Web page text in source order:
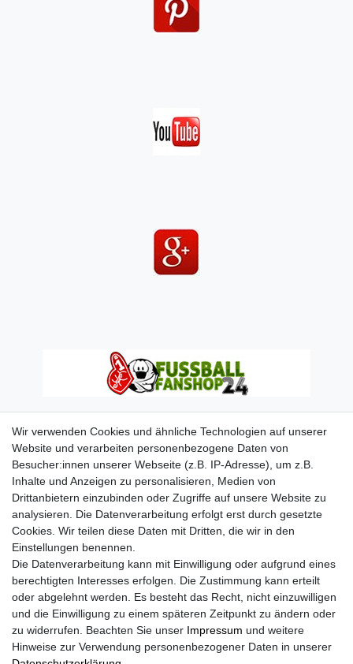
Wir verwenden Cookies und ähnliche Technologien auf unserer
Website und verarbeiten personenbezogene Daten von
Besucher:innen unserer Webseite (z.B. IP-Adresse), um z.B.
Inhalte und Anzeigen zu personalisieren, Medien von
Drittanbietern einzubinden oder Zugriffe auf unsere Website zu
analysieren. Die Datenverarbeitung erfolgt erst durch gesetzte
Cookies. Wir teilen diese Daten mit Dritten, die wir in den
Einstellungen benennen.
Die Datenverarbeitung kann mit Einwilligung oder aufgrund eines
berechtigten Interesses erfolgen. Die Zustimmung kann erteilt
oder abgelehnt werden. Es besteht das Recht, nicht einzuwilligen
und die Einwilligung zu einem späteren Zeitpunkt zu ändern oder
zu widerrufen. Beachten Sie unser Impressum und weitere
Hinweise zur Verwendung personenbezogener Daten in unserer